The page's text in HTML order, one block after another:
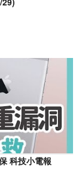
科技小電報